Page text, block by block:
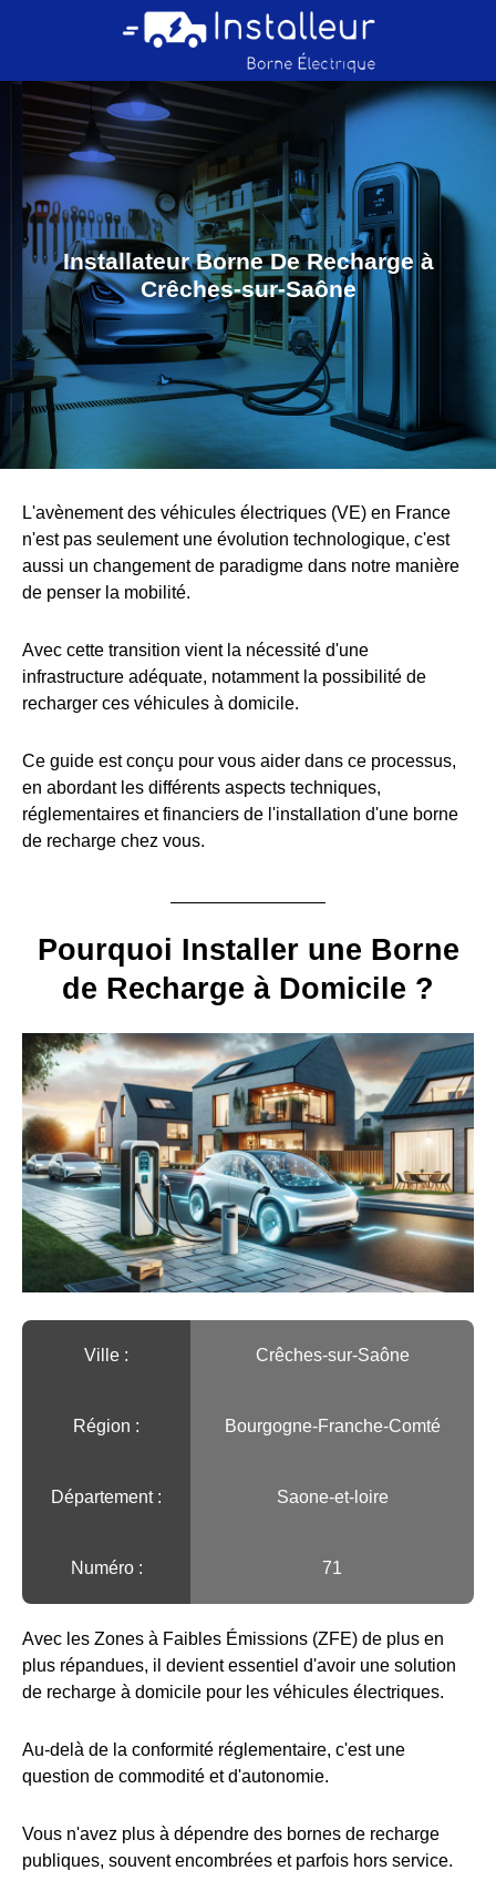
Installateur Borne De Recharge à
Crêches-sur-Saône
L'avènement des véhicules électriques (VE) en France
n'est pas seulement une évolution technologique, c'est
aussi un changement de paradigme dans notre manière
de penser la mobilité.
Avec cette transition vient la nécessité d'une
infrastructure adéquate, notamment la possibilité de
recharger ces véhicules à domicile.
Ce guide est conçu pour vous aider dans ce processus,
en abordant les différents aspects techniques,
réglementaires et financiers de l'installation d'une borne
de recharge chez vous.
Pourquoi Installer une Borne
de Recharge à Domicile ?
Ville :️ Crêches-sur-Saône
Région :️ Bourgogne-Franche-Comté
Département : Saone-et-loire
Numéro : 71
Avec les Zones à Faibles Émissions (ZFE) de plus en
plus répandues, il devient essentiel d'avoir une solution
de recharge à domicile pour les véhicules électriques.
Au-delà de la conformité réglementaire, c'est une
question de commodité et d'autonomie.
Vous n'avez plus à dépendre des bornes de recharge
publiques, souvent encombrées et parfois hors service.